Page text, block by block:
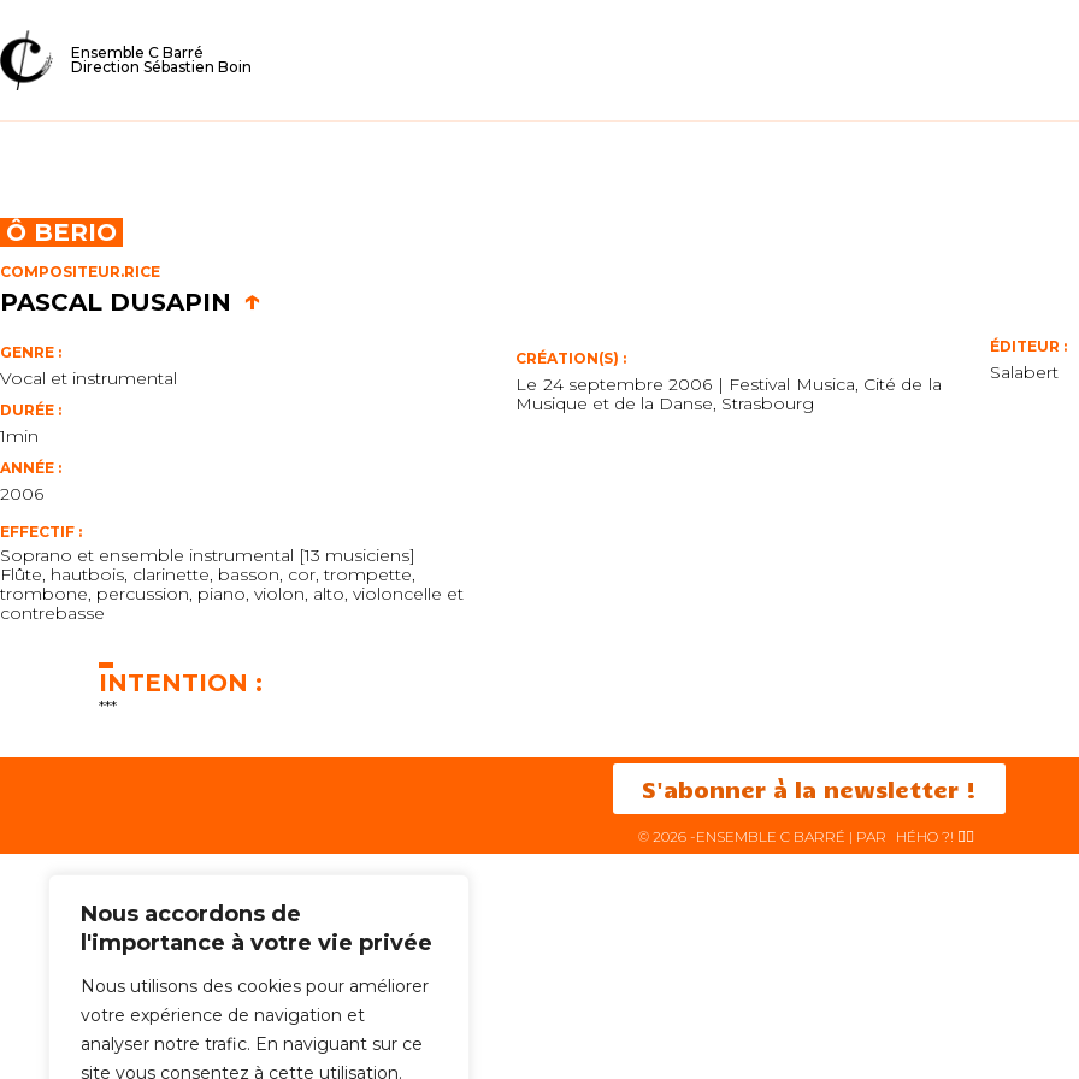
Nous accordons de
l'importance à votre vie privée
Nous utilisons des cookies pour améliorer
votre expérience de navigation et
analyser notre trafic. En naviguant sur ce
site vous consentez à cette utilisation.
Ensemble C Barré
Direction Sébastien Boin
Ô BERIO
COMPOSITEUR.RICE
PASCAL DUSAPIN ↑
GENRE :
Vocal et instrumental
DURÉE :
1min
ANNÉE :
2006
EFFECTIF :
Soprano et ensemble instrumental [13 musiciens]
Flûte, hautbois, clarinette, basson, cor, trompette,
trombone, percussion, piano, violon, alto, violoncelle et
contrebasse
CRÉATION(S) :
Le 24 septembre 2006 | Festival Musica, Cité de la
Musique et de la Danse, Strasbourg
ÉDITEUR :
Salabert
INTENTION :
***
S'abonner à la newsletter !
© 2026 -ENSEMBLE C BARRÉ | PAR HÉHO ?! ✌🏻